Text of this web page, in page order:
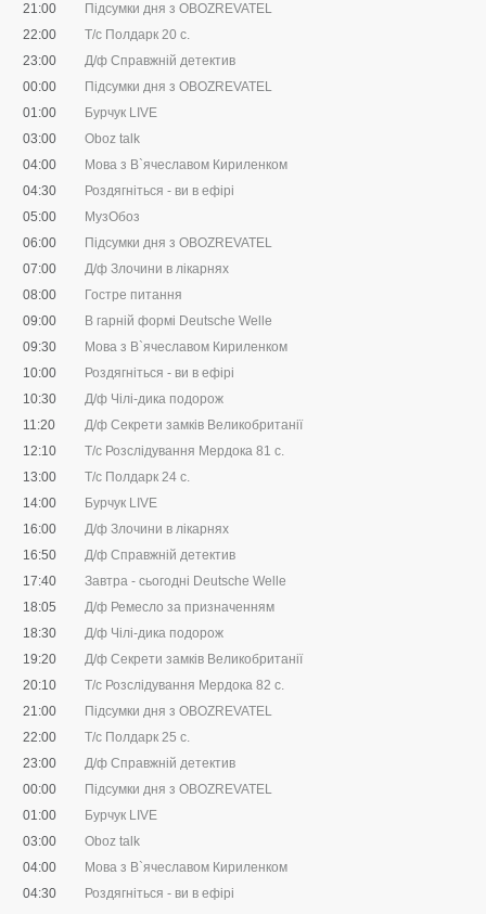
21:00
Підсумки дня з OBOZREVATEL
22:00
Т/с Полдарк 20 с.
23:00
Д/ф Справжній детектив
00:00
Підсумки дня з OBOZREVATEL
01:00
Бурчук LIVE
03:00
Oboz talk
04:00
Мова з В`ячеславом Кириленком
04:30
Роздягніться - ви в ефірі
05:00
МузОбоз
06:00
Підсумки дня з OBOZREVATEL
07:00
Д/ф Злочини в лікарнях
08:00
Гостре питання
09:00
В гарній формі Deutsche Welle
09:30
Мова з В`ячеславом Кириленком
10:00
Роздягніться - ви в ефірі
10:30
Д/ф Чілі-дика подорож
11:20
Д/ф Секрети замків Великобританії
12:10
Т/с Розслідування Мердока 81 с.
13:00
Т/с Полдарк 24 с.
14:00
Бурчук LIVE
16:00
Д/ф Злочини в лікарнях
16:50
Д/ф Справжній детектив
17:40
Завтра - сьогодні Deutsche Welle
18:05
Д/ф Ремесло за призначенням
18:30
Д/ф Чілі-дика подорож
19:20
Д/ф Секрети замків Великобританії
20:10
Т/с Розслідування Мердока 82 с.
21:00
Підсумки дня з OBOZREVATEL
22:00
Т/с Полдарк 25 с.
23:00
Д/ф Справжній детектив
00:00
Підсумки дня з OBOZREVATEL
01:00
Бурчук LIVE
03:00
Oboz talk
04:00
Мова з В`ячеславом Кириленком
04:30
Роздягніться - ви в ефірі